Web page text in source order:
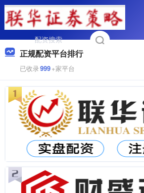
正规配资平台排行
已收录999+家平台